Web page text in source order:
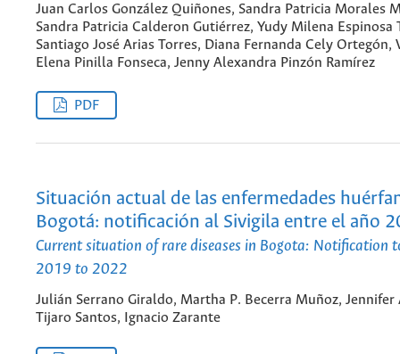
Juan Carlos González Quiñones, Sandra Patricia Morales
Sandra Patricia Calderon Gutiérrez, Yudy Milena Espinosa
Santiago José Arias Torres, Diana Fernanda Cely Ortegón,
Elena Pinilla Fonseca, Jenny Alexandra Pinzón Ramírez
PDF
Situación actual de las enfermedades
Bogotá: notificación al Sivigila entre el año
Current situation of rare diseases in Bogota: Notification
2019 to 2022
Julián Serrano Giraldo, Martha P. Becerra Muñoz, Jennifer
Tijaro Santos, Ignacio Zarante